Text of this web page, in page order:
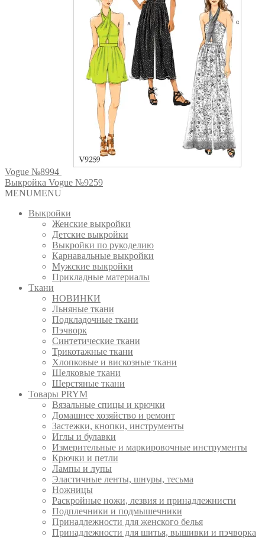
Vogue №8994
Выкройка Vogue №9259
MENUMENU
Выкройки
Женские выкройки
Детские выкройки
Выкройки по рукоделию
Карнавальные выкройки
Мужские выкройки
Прикладные материалы
Ткани
НОВИНКИ
Льняные ткани
Подкладочные ткани
Пэчворк
Синтетические ткани
Трикотажные ткани
Хлопковые и вискозные ткани
Шелковые ткани
Шерстяные ткани
Товары PRYM
Вязальные спицы и крючки
Домашнее хозяйство и ремонт
Застежки, кнопки, инструменты
Иглы и булавки
Измерительные и маркировочные инструменты
Крючки и петли
Лампы и лупы
Эластичные ленты, шнуры, тесьма
Ножницы
Раскройные ножи, лезвия и принадлежнисти
Подплечники и подмышечники
Принадлежности для женского белья
Принадлежности для шитья, вышивки и пэчворка